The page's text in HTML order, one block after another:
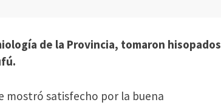
de la Provincia, tomaron hisopados
mostró satisfecho por la buena